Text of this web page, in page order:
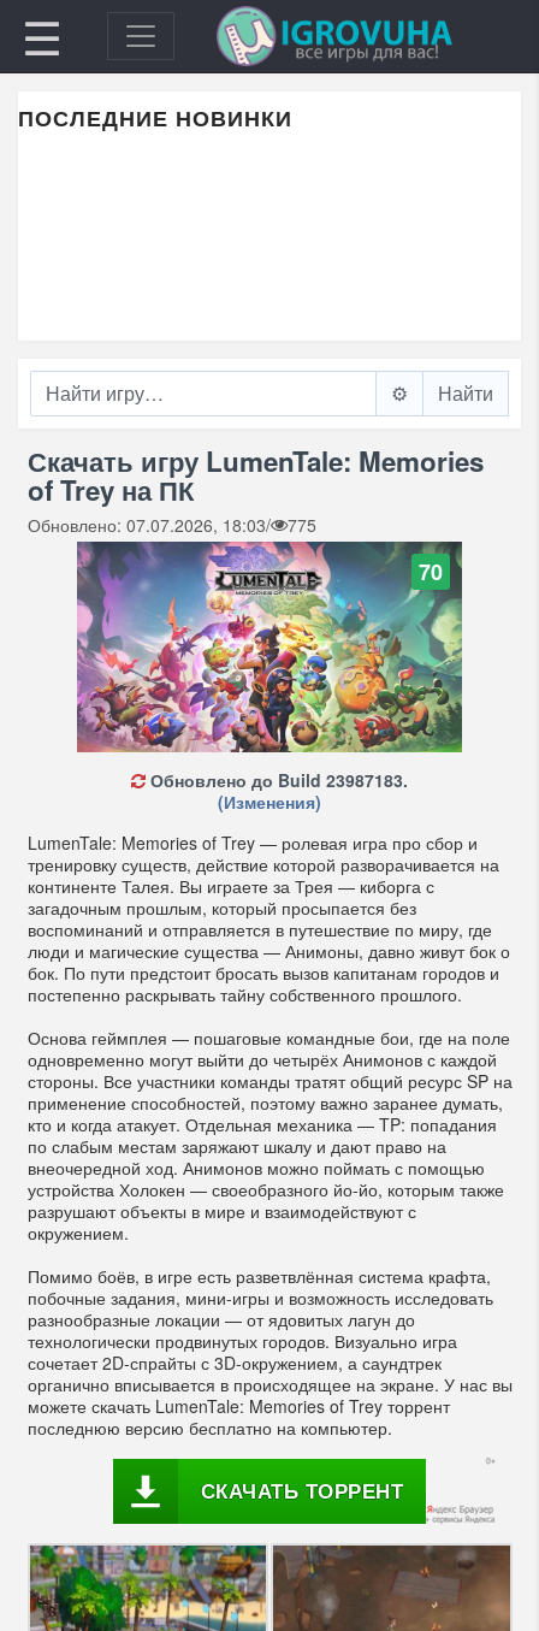
☰
ПОСЛЕДНИЕ НОВИНКИ
⚙️
Скачать игру LumenTale: Memories
of Trey на ПК
Обновлено: 07.07.2026, 18:03/ 775
70
Обновлено до Build 23987183.
(Изменения)
LumenTale: Memories of Trey — ролевая игра про сбор и
тренировку существ, действие которой разворачивается на
континенте Талея. Вы играете за Трея — киборга с
загадочным прошлым, который просыпается без
воспоминаний и отправляется в путешествие по миру, где
люди и магические существа — Анимоны, давно живут бок о
бок. По пути предстоит бросать вызов капитанам городов и
постепенно раскрывать тайну собственного прошлого.
Основа геймплея — пошаговые командные бои, где на поле
одновременно могут выйти до четырёх Анимонов с каждой
стороны. Все участники команды тратят общий ресурс SP на
применение способностей, поэтому важно заранее думать,
кто и когда атакует. Отдельная механика — TP: попадания
по слабым местам заряжают шкалу и дают право на
внеочередной ход. Анимонов можно поймать с помощью
устройства Холокен — своеобразного йо-йо, которым также
разрушают объекты в мире и взаимодействуют с
окружением.
Помимо боёв, в игре есть разветвлённая система крафта,
побочные задания, мини-игры и возможность исследовать
разнообразные локации — от ядовитых лагун до
технологически продвинутых городов. Визуально игра
сочетает 2D-спрайты с 3D-окружением, а саундтрек
органично вписывается в происходящее на экране. У нас вы
можете скачать LumenTale: Memories of Trey торрент
последнюю версию бесплатно на компьютер.
СКАЧАТЬ ТОРРЕНТ